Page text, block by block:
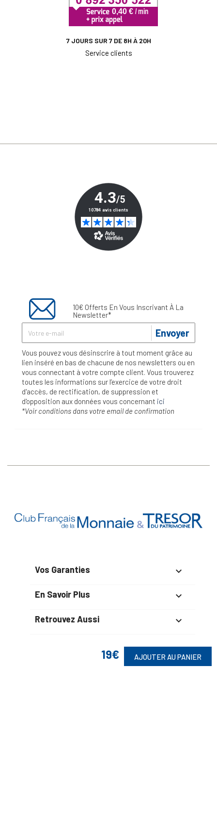
19€ AJOUTER AU PANIER
7 JOURS SUR 7 DE 8H À 20H
Service clients
10€ Offerts En Vous Inscrivant À La
Newsletter*
Envoyer
Vous pouvez vous désinscrire à tout moment grâce au
lien inséré en bas de chacune de nos newsletters ou en
vous connectant à votre compte client. Vous trouverez
toutes les informations sur l’exercice de votre droit
d'accès, de rectification, de suppression et
d'opposition aux données vous concernant ici
*Voir conditions dans votre email de confirmation
Vos Garanties 
En Savoir Plus 
Retrouvez Aussi 